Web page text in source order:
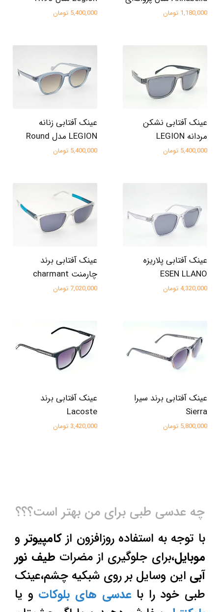
1,180,000 تومان 5,400,000 تومان
عینک آفتابی نشکن
مردانه LEGION
5,400,000 تومان
عینک آفتابی زنانه
LEGION مدل Round
5,400,000 تومان
عینک آفتابی پلاریزه
ESEN LLANO
4,320,000 تومان
عینک آفتابی برند
چارمنت charmant
7,020,000 تومان
عینک آفتابی برند سیرا
Sierra
5,800,000 تومان
عینک آفتابی برند
Lacoste
3,420,000 تومان
چه عدسی طبی برای من بهتر است؟؟؟
با توجه به استفاده روزافزون ازکامپیوتر و
موبایل،برای جلوگیری از مضرات طیف نور
آبی این وسایل بر روی شبکیه چشم،عینک
طبی خود را باعدسی های بلوکات و یا